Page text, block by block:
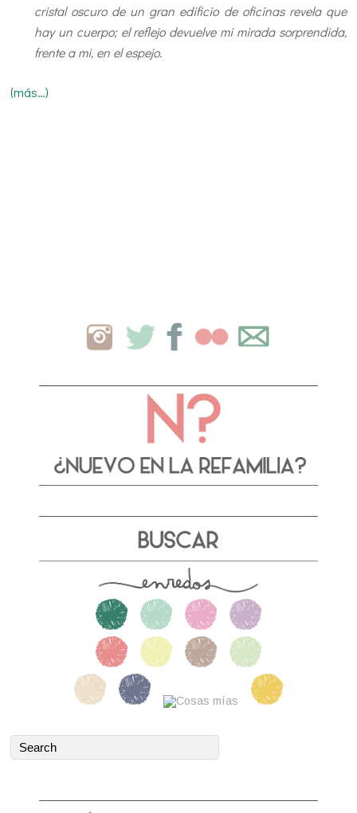
cristal oscuro de un gran edificio de oficinas revela que
hay un cuerpo; el reflejo devuelve mi mirada sorprendida,
frente a mi, en el espejo.
(más…)